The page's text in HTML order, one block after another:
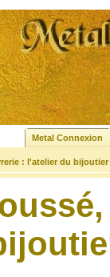
Metal Connexion
: l'atelier du bijoutier